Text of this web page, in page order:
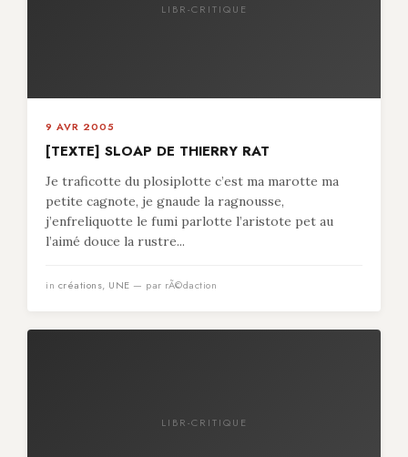
LIBR-CRITIQUE
9 AVR 2005
[TEXTE] SLOAP DE THIERRY RAT
Je traficotte du plosiplotte c’est ma marotte ma
petite cagnote, je gnaude la ragnousse,
j’enfreliquotte le fumi parlotte l’aristote pet au
l’aimé douce la rustre...
in créations, UNE — par rÃ©daction
LIBR-CRITIQUE